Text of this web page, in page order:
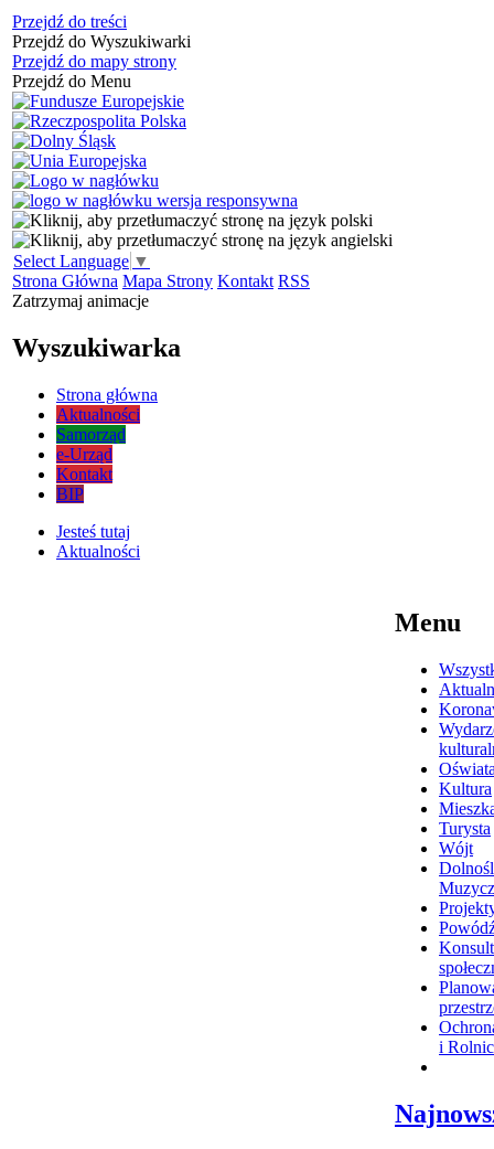
Przejdź do treści
Przejdź do Wyszukiwarki
Przejdź do mapy strony
Przejdź do Menu
Select Language ▼
Strona Główna Mapa Strony Kontakt RSS
Zatrzymaj animacje
Wyszukiwarka
Strona główna
Aktualności
Samorząd
e-Urząd
Kontakt
BIP
Jesteś tutaj
Aktualności
Menu
Kultura
Turysta
Wójt
i